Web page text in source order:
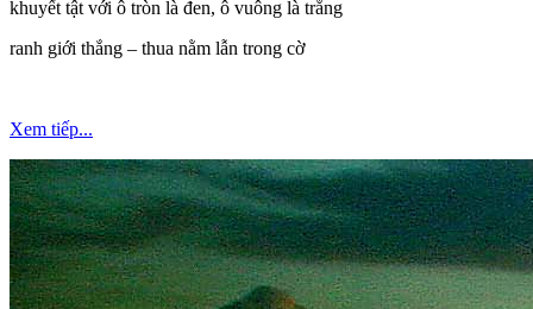
khuyết tật với ô tròn là đen, ô vuông là trắng
ranh giới thắng – thua nằm lẫn trong cờ
Xem tiếp...